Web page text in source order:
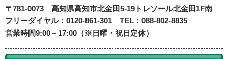
〒781-0073 高知県高知市北金田5-19 トレソール北金田1F南
フリーダイヤル：0120-861-301 TEL：088-802-8835
営業時間9:00～17:00（※日曜・祝日定休）